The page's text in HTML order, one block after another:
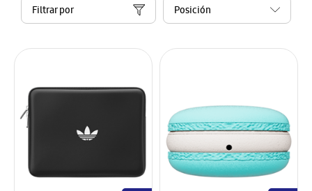
Filtrar por